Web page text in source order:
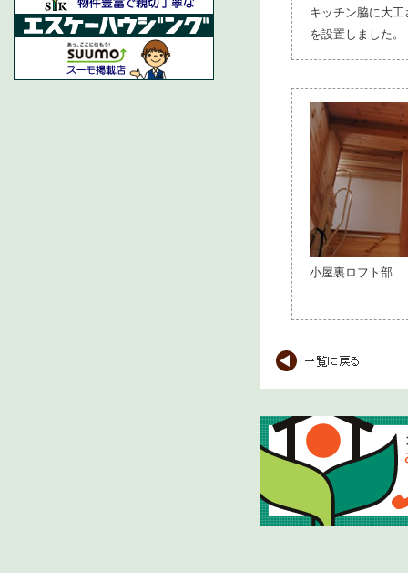
キッチン脇に大
を設置しました。
小屋裏ロフト部